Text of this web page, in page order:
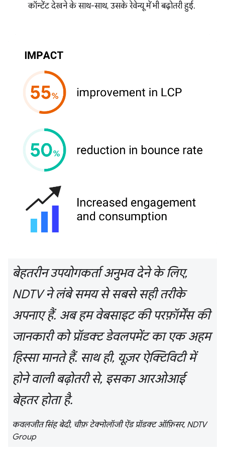
कॉन्टेंट देखने के साथ-साथ, उसके रेवेन्यू में भी बढ़ोतरी हुई.
बेहतरीन उपयोगकर्ता अनुभव देने के लिए,
NDTV ने लंबे समय से सबसे सही तरीके
अपनाए हैं. अब हम वेबसाइट की परफ़ॉर्मेंस की
जानकारी को प्रॉडक्ट डेवलपमेंट का एक अहम
हिस्सा मानते हैं. साथ ही, यूज़र ऐक्टिविटी में
होने वाली बढ़ोतरी से, इसका आरओआई
बेहतर होता है.
कवलजीत सिंह बेदी, चीफ़ टेक्नोलॉजी ऐंड प्रॉडक्ट ऑफ़िसर, NDTV
Group